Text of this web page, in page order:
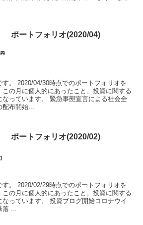
ポートフォリオ(2020/04)
。 2020/04/30時点でのポートフォリオを
この月に個人的にあったこと、投資に関する
なっています。 緊急事態宣言による社会全
配布開始...
ポートフォリオ(2020/02)
す。 2020/02/29時点でのポートフォリオを
この月に個人的にあったこと、投資に関する
なっています。 投資ブログ開始コロナウイ
...